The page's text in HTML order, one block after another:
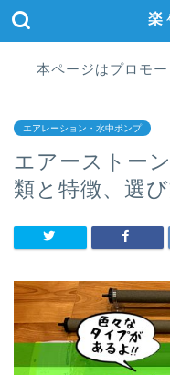
楽
本ページはプロモ
エアレーション・水中ポンプ
エアーストー
類と特徴、選